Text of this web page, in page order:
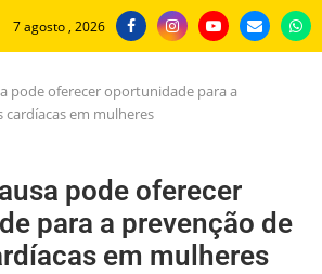
7 agosto , 2026
pode oferecer oportunidade para a
cardíacas em mulheres
pode oferecer
para a prevenção de
em mulheres